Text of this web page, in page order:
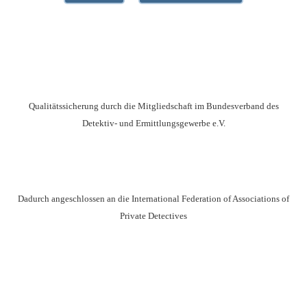
Qualitätssicherung durch die Mitgliedschaft im Bundesverband des
Detektiv- und Ermittlungsgewerbe e.V.
Dadurch angeschlossen an die International Federation of Associations of
Private Detectives